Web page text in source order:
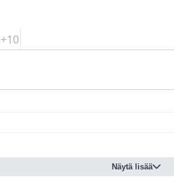
+10
Näytä lisää